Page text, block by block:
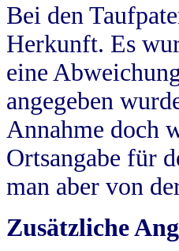
Bei den
Herkunft. Es
eine
angegeben
Annahme doch
Ortsangabe für
man aber von
Zusätzliche